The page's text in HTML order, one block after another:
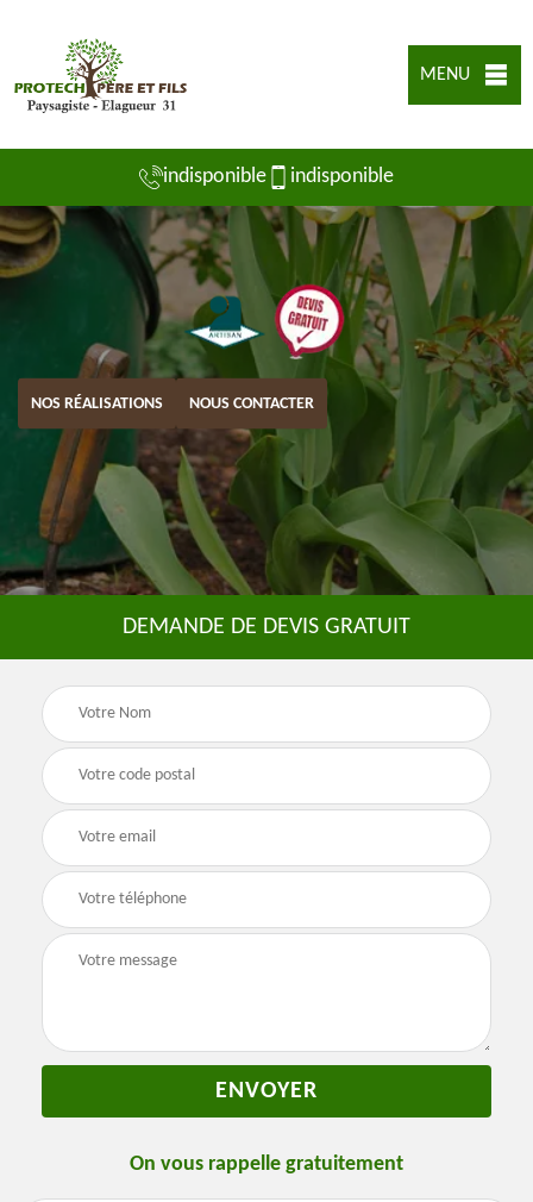
MENU
indisponible indisponible
NOS RÉALISATIONS NOUS CONTACTER
DEMANDE DE DEVIS GRATUIT
On vous rappelle gratuitement